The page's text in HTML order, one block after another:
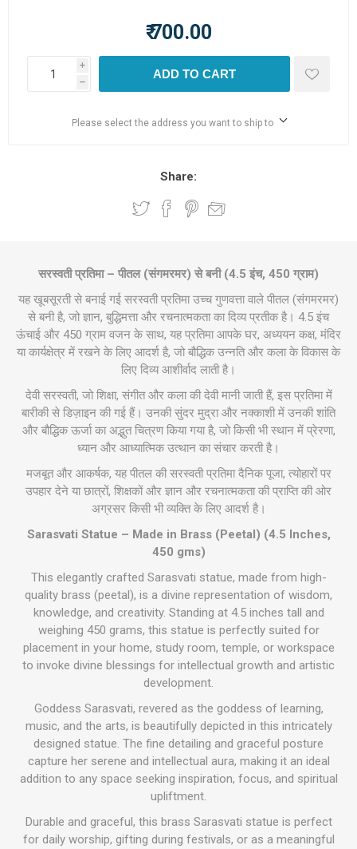
₹ 700.00
i
h
ADD TO CART
Please select the address you want to ship to
Share:
सरस्वती प्रतिमा – पीतल (संगमरमर) से बनी (4.5 इंच, 450 ग्राम)
यह खूबसूरती से बनाई गई सरस्वती प्रतिमा उच्च गुणवत्ता वाले पीतल (संगमरमर)
से बनी है, जो ज्ञान, बुद्धिमत्ता और रचनात्मकता का दिव्य प्रतीक है। 4.5 इंच
ऊंचाई और 450 ग्राम वजन के साथ, यह प्रतिमा आपके घर, अध्ययन कक्ष, मंदिर
या कार्यक्षेत्र में रखने के लिए आदर्श है, जो बौद्धिक उन्नति और कला के विकास के
लिए दिव्य आशीर्वाद लाती है।
देवी सरस्वती, जो शिक्षा, संगीत और कला की देवी मानी जाती हैं, इस प्रतिमा में
बारीकी से डिज़ाइन की गई हैं। उनकी सुंदर मुद्रा और नक्काशी में उनकी शांति
और बौद्धिक ऊर्जा का अद्भुत चित्रण किया गया है, जो किसी भी स्थान में प्रेरणा,
ध्यान और आध्यात्मिक उत्थान का संचार करती है।
मजबूत और आकर्षक, यह पीतल की सरस्वती प्रतिमा दैनिक पूजा, त्योहारों पर
उपहार देने या छात्रों, शिक्षकों और ज्ञान और रचनात्मकता की प्राप्ति की ओर
अग्रसर किसी भी व्यक्ति के लिए आदर्श है।
Sarasvati Statue – Made in Brass (Peetal) (4.5 Inches,
450 gms)
This elegantly crafted Sarasvati statue, made from high-
quality brass (peetal), is a divine representation of wisdom,
knowledge, and creativity. Standing at 4.5 inches tall and
weighing 450 grams, this statue is perfectly suited for
placement in your home, study room, temple, or workspace
to invoke divine blessings for intellectual growth and artistic
development.
Goddess Sarasvati, revered as the goddess of learning,
music, and the arts, is beautifully depicted in this intricately
designed statue. The fine detailing and graceful posture
capture her serene and intellectual aura, making it an ideal
addition to any space seeking inspiration, focus, and spiritual
upliftment.
Durable and graceful, this brass Sarasvati statue is perfect
for daily worship, gifting during festivals, or as a meaningful